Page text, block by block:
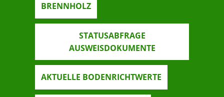
BRENNHOLZ
STATUSABFRAGE
AUSWEISDOKUMENTE
AKTUELLE BODENRICHTWERTE